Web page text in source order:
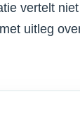
vertelt niet
uitleg